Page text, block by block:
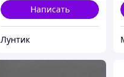
Написать
Лунтик